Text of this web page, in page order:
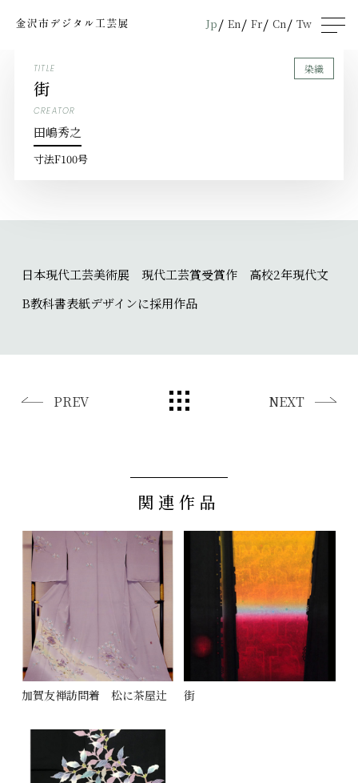
Jp En Fr Cn Tw
men
TITLE
街
CREATOR
田嶋秀之
寸法F100号
染織
日本現代工芸美術展 現代工芸賞受賞作 高校2年現代文
B教科書表紙デザインに採用作品
PREV NEXT
関連作品
加賀友禅訪問着 松に茶屋辻 街